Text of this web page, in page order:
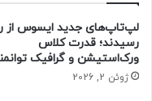
لپ‌تاپ‌های جدید ایسوس از
رسیدند؛ قدرت کلاس
ورک‌استیشن و گرافیک
ژوئن 2, 2026